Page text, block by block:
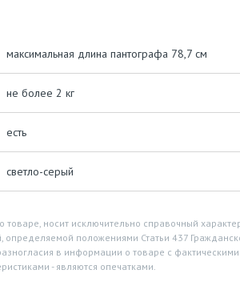
максимальная длина пантографа 78,7 см
не более 2 кг
есть
светло-серый
носит исключительно справочный
определяемой положениями Статьи 437
в информации о товаре с фактическими
- являются опечатками.